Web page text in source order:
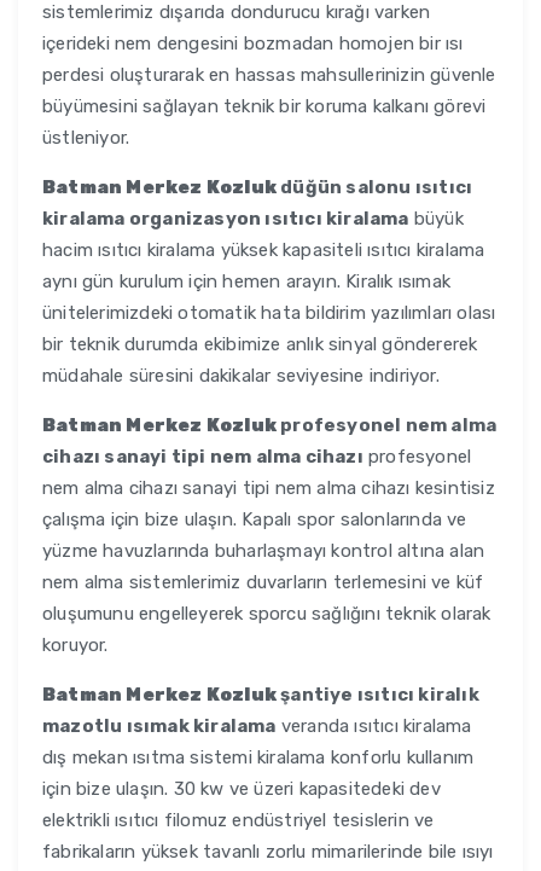
sistemlerimiz dışarıda dondurucu kırağı varken
içerideki nem dengesini bozmadan homojen bir ısı
perdesi oluşturarak en hassas mahsullerinizin güvenle
büyümesini sağlayan teknik bir koruma kalkanı görevi
üstleniyor.
Batman Merkez Kozluk düğün salonu ısıtıcı
kiralama organizasyon ısıtıcı kiralama büyük
hacim ısıtıcı kiralama yüksek kapasiteli ısıtıcı kiralama
aynı gün kurulum için hemen arayın. Kiralık ısımak
ünitelerimizdeki otomatik hata bildirim yazılımları olası
bir teknik durumda ekibimize anlık sinyal göndererek
müdahale süresini dakikalar seviyesine indiriyor.
Batman Merkez Kozluk profesyonel nem alma
cihazı sanayi tipi nem alma cihazı profesyonel
nem alma cihazı sanayi tipi nem alma cihazı kesintisiz
çalışma için bize ulaşın. Kapalı spor salonlarında ve
yüzme havuzlarında buharlaşmayı kontrol altına alan
nem alma sistemlerimiz duvarların terlemesini ve küf
oluşumunu engelleyerek sporcu sağlığını teknik olarak
koruyor.
Batman Merkez Kozlukşantiye ısıtıcı kiralık
mazotlu ısımak kiralama veranda ısıtıcı kiralama
dış mekan ısıtma sistemi kiralama konforlu kullanım
için bize ulaşın. 30 kw ve üzeri kapasitedeki dev
elektrikli ısıtıcı filomuz endüstriyel tesislerin ve
fabrikaların yüksek tavanlı zorlu mimarilerinde bile ısıyı